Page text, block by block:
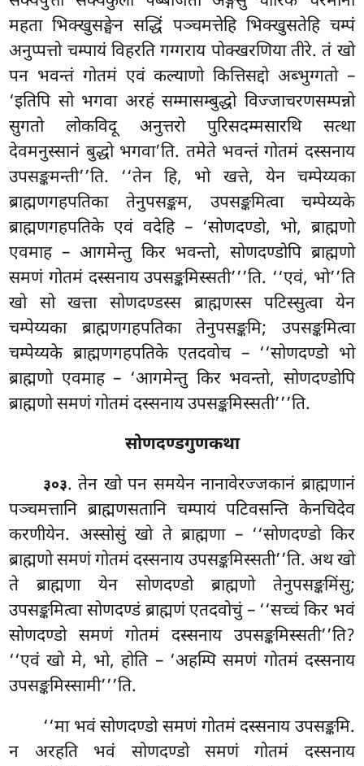
महता भिक्खुसङ्घेन सद्धिं पञ्चमत्तेहि भिक्खुसतेहि चम्पं
अनुप्पत्तो चम्पायं विहरति गग्गराय पोक्खरणिया तीरे. तं खो
पन भवन्तं गोतमं एवं कल्याणो कित्तिसद्दो अब्भुग्गतो –
‘इतिपि सो भगवा अरहं सम्मासम्बुद्धो विज्जाचरणसम्पन्नो
सुगतो लोकविदू अनुत्तरो पुरिसदम्मसारथि सत्था
देवमनुस्सानं बुद्धो भगवा’ति. तमेते भवन्तं गोतमं दस्सनाय
उपसङ्कमन्ती’’ति. ‘‘तेन हि, भो खत्ते, येन चम्पेय्यका
ब्राह्मणगहपतिका तेनुपसङ्कम, उपसङ्कमित्वा चम्पेय्यके
ब्राह्मणगहपतिके एवं वदेहि – ‘सोणदण्डो, भो, ब्राह्मणो
एवमाह – आगमेन्तु किर भवन्तो, सोणदण्डोपि ब्राह्मणो
समणं गोतमं दस्सनाय उपसङ्कमिस्सती’’’ति. ‘‘एवं, भो’’ति
खो सो खत्ता सोणदण्डस्स ब्राह्मणस्स पटिस्सुत्वा येन
चम्पेय्यका ब्राह्मणगहपतिका तेनुपसङ्कमि; उपसङ्कमित्वा
चम्पेय्यके ब्राह्मणगहपतिके एतदवोच – ‘‘सोणदण्डो भो
ब्राह्मणो एवमाह – ‘आगमेन्तु किर भवन्तो, सोणदण्डोपि
ब्राह्मणो समणं गोतमं दस्सनाय उपसङ्कमिस्सती’’’ति.
सोणदण्डगुणकथा
३०३. तेन खो पन समयेन नानावेरज्जकानं ब्राह्मणानं
पञ्चमत्तानि ब्राह्मणसतानि चम्पायं पटिवसन्ति केनचिदेव
करणीयेन. अस्सोसुं खो ते ब्राह्मणा – ‘‘सोणदण्डो किर
ब्राह्मणो समणं गोतमं दस्सनाय उपसङ्कमिस्सती’’ति. अथ खो
ते ब्राह्मणा येन सोणदण्डो ब्राह्मणो तेनुपसङ्कमिंसु;
उपसङ्कमित्वा सोणदण्डं ब्राह्मणं एतदवोचुं – ‘‘सच्चं किर भवं
सोणदण्डो समणं गोतमं दस्सनाय उपसङ्कमिस्सती’’ति?
‘‘एवं खो मे, भो, होति – ‘अहम्पि समणं गोतमं दस्सनाय
उपसङ्कमिस्सामी’’’ति.
‘‘मा भवं सोणदण्डो समणं गोतमं दस्सनाय उपसङ्कमि.
न अरहति भवं सोणदण्डो समणं गोतमं दस्सनाय